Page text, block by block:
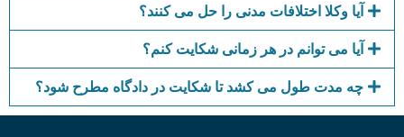
آیا وکلا اختلافات مدنی را حل می کنند؟
آیا می توانم در هر زمانی شکایت کنم؟
چه مدت طول می کشد تا شکایت در دادگاه مطرح شود؟